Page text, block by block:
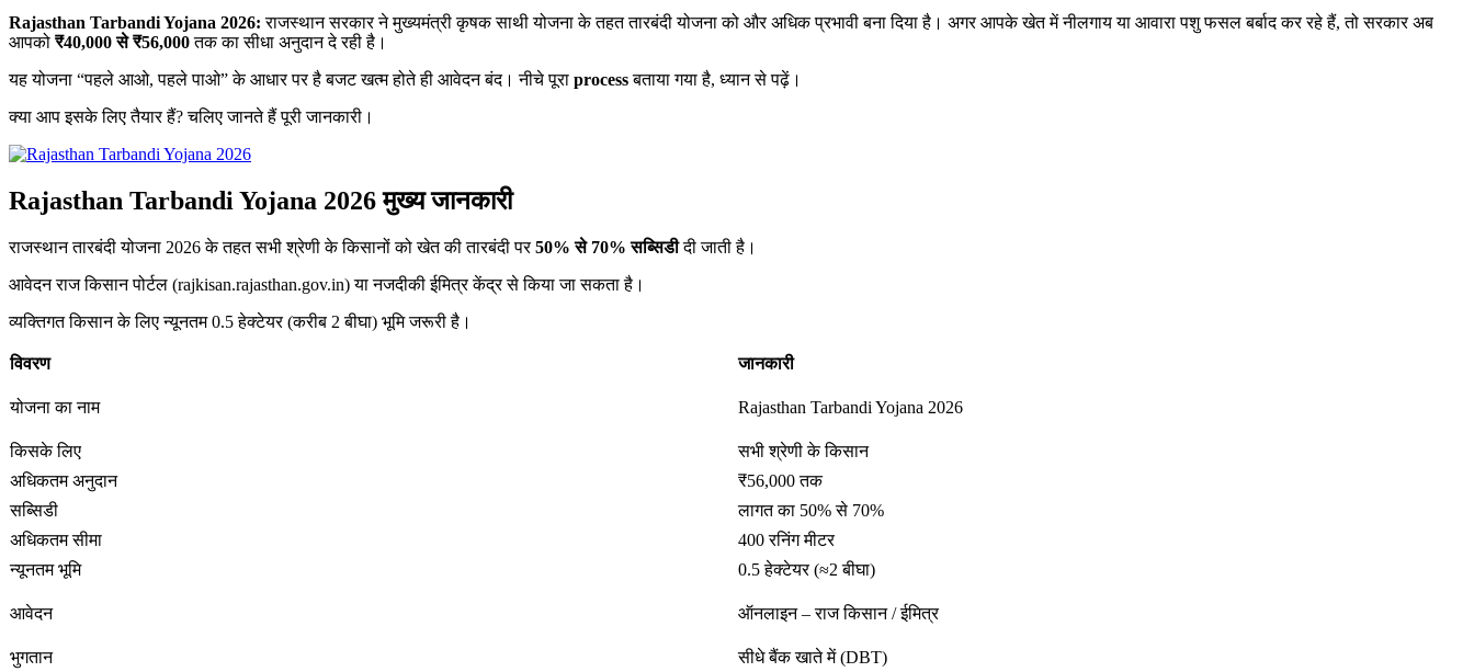
Rajasthan Tarbandi Yojana 2026:राजस्थान सरकार ने मुख्यमंत्री कृषक साथी योजना के तहत तारबंदी योजना को और अधिक प्रभावी बना दिया है। अगर आपके खेत में नीलगाय या आवारा पशु फसल बर्बाद कर रहे हैं, तो सरकार अब
आपको ₹40,000 से ₹56,000तक का सीधा अनुदान दे रही है।
यह योजना “पहले आओ, पहले पाओ” के आधार पर है बजट खत्म होते ही आवेदन बंद। नीचे पूरा processबताया गया है, ध्यान से पढ़ें।
क्या आप इसके लिए तैयार हैं? चलिए जानते हैं पूरी जानकारी।
Rajasthan Tarbandi Yojana 2026 मुख्य जानकारी
राजस्थान तारबंदी योजना 2026 के तहत सभी श्रेणी के किसानों को खेत की तारबंदी पर50% से 70% सब्सिडीदी जाती है।
आवेदन राज किसान पोर्टल (rajkisan.rajasthan.gov.in) या नजदीकी ईमित्र केंद्र से किया जा सकता है।
व्यक्तिगत किसान के लिए न्यूनतम 0.5 हेक्टेयर (करीब 2 बीघा) भूमि जरूरी है।
विवरण जानकारी
योजना का नाम Rajasthan Tarbandi Yojana 2026
किसके लिए
सभी श्रेणी के किसान
अधिकतम अनुदान
₹56,000 तक
सब्सिडी
लागत का 50% से 70%
अधिकतम सीमा
400 रनिंग मीटर
न्यूनतम भूमि
0.5 हेक्टेयर (≈2 बीघा)
आवेदन ऑनलाइन – राज किसान / ईमित्र
भुगतान
सीधे बैंक खाते में (DBT)